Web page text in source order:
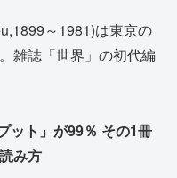
～1981)は東京の
雑誌「世界」の初代編
ット」が99％ その1冊
み方